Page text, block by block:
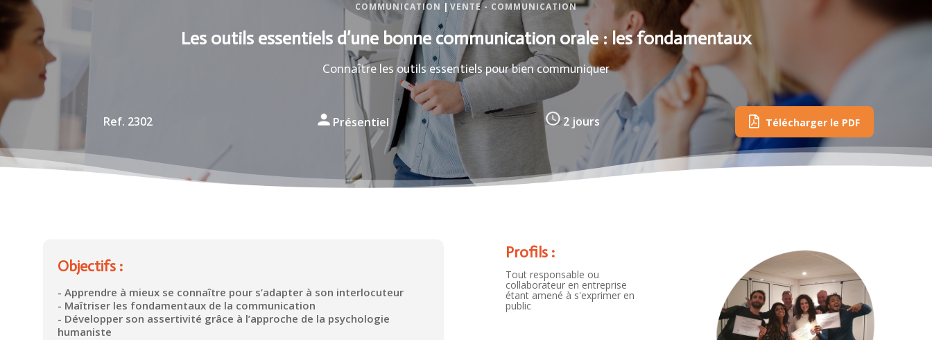
COMMUNICATION |VENTE - COMMUNICATION
Les outils essentiels d’une bonne communication orale : les fondamentaux
Connaître les outils essentiels pour bien communiquer
Ref. 2302 Présentiel 2 jours Télécharger le PDF
Objectifs :
- Apprendre à mieux se connaître pour s’adapter à son interlocuteur
- Maîtriser les fondamentaux de la communication
- Développer son assertivité grâce à l’approche de la psychologie
humaniste
Profils :
Tout responsable ou
collaborateur en entreprise
étant amené à s'exprimer en
public